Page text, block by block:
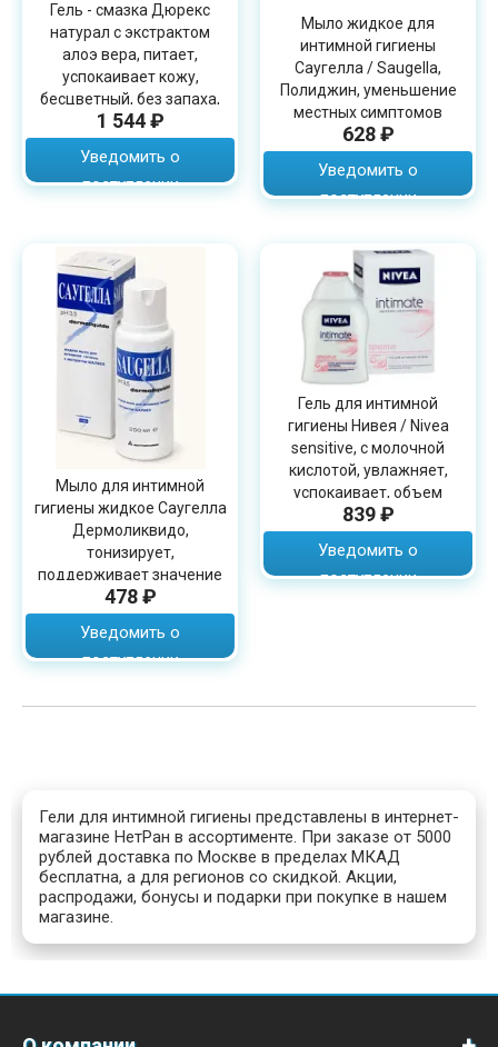
Гель - смазка Дюрекс
натурал с экстрактом
алоэ вера, питает,
успокаивает кожу,
бесцветный, без запаха,
объем 100мл
1 544 ₽
Уведомить о
поступлении
Мыло жидкое для
интимной гигиены
Саугелла / Saugella,
Полиджин, уменьшение
местных симптомов
менопаузы, 250мл
628 ₽
Уведомить о
поступлении
Мыло для интимной
гигиены жидкое Саугелла
Дермоликвидо,
тонизирует,
поддерживает значение
рН, объем 250 мл
478 ₽
Уведомить о
поступлении
Гель для интимной
гигиены Нивея / Nivea
sensitive, с молочной
кислотой, увлажняет,
успокаивает, объем
250мл
839 ₽
Уведомить о
поступлении
Гели для интимной гигиены представлены в интернет-
магазине НетРан в ассортименте. При заказе от 5000
рублей доставка по Москве в пределах МКАД
бесплатна, а для регионов со скидкой. Акции,
распродажи, бонусы и подарки при покупке в нашем
магазине.